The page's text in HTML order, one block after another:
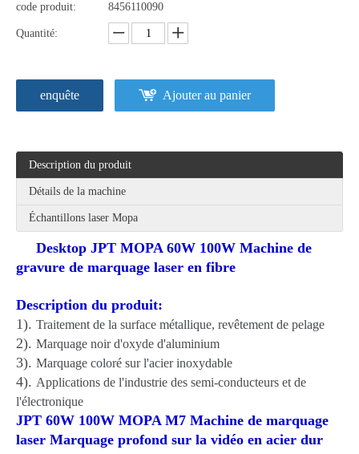
code produit:
8456110090
Quantité:
enquête Ajouter au panier
Description du produit
Détails de la machine
Échantillons laser Mopa
Desktop JPT MOPA 60W 100W Machine de
gravure de marquage laser en fibre
Description du produit:
1). Traitement de la surface métallique, revêtement de pelage
2). Marquage noir d'oxyde d'aluminium
3). Marquage coloré sur l'acier inoxydable
4). Applications de l'industrie des semi-conducteurs et de
l'électronique
JPT 60W 100W MOPA M7 Machine de marquage
laser Marquage profond sur la vidéo en acier dur